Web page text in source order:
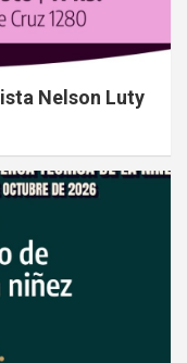
Nelson Luty